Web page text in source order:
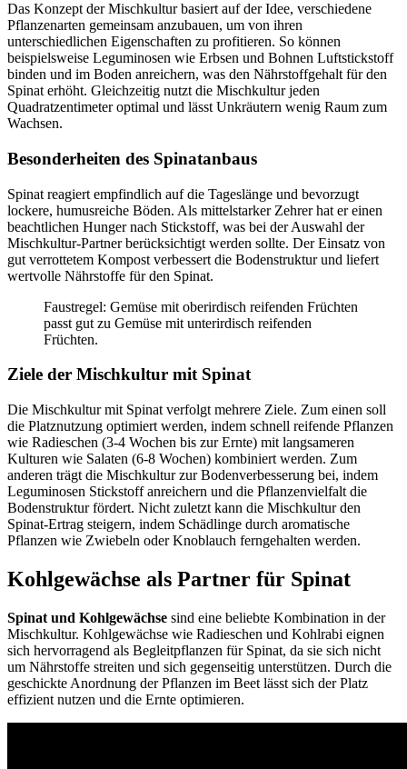
Das Konzept der Mischkultur basiert auf der Idee, verschiedene
Pflanzenarten gemeinsam anzubauen, um von ihren
unterschiedlichen Eigenschaften zu profitieren. So können
beispielsweise Leguminosen wie Erbsen und Bohnen Luftstickstoff
binden und im Boden anreichern, was den Nährstoffgehalt für den
Spinat erhöht. Gleichzeitig nutzt die Mischkultur jeden
Quadratzentimeter optimal und lässt Unkräutern wenig Raum zum
Wachsen.
Besonderheiten des Spinatanbaus
Spinat reagiert empfindlich auf die Tageslänge und bevorzugt
lockere, humusreiche Böden. Als mittelstarker Zehrer hat er einen
beachtlichen Hunger nach Stickstoff, was bei der Auswahl der
Mischkultur-Partner berücksichtigt werden sollte. Der Einsatz von
gut verrottetem Kompost verbessert die Bodenstruktur und liefert
wertvolle Nährstoffe für den Spinat.
Faustregel: Gemüse mit oberirdisch reifenden Früchten
passt gut zu Gemüse mit unterirdisch reifenden
Früchten.
Ziele der Mischkultur mit Spinat
Die Mischkultur mit Spinat verfolgt mehrere Ziele. Zum einen soll
die Platznutzung optimiert werden, indem schnell reifende Pflanzen
wie Radieschen (3-4 Wochen bis zur Ernte) mit langsameren
Kulturen wie Salaten (6-8 Wochen) kombiniert werden. Zum
anderen trägt die Mischkultur zur Bodenverbesserung bei, indem
Leguminosen Stickstoff anreichern und die Pflanzenvielfalt die
Bodenstruktur fördert. Nicht zuletzt kann die Mischkultur den
Spinat-Ertrag steigern, indem Schädlinge durch aromatische
Pflanzen wie Zwiebeln oder Knoblauch ferngehalten werden.
Kohlgewächse als Partner für Spinat
Spinat und Kohlgewächse sind eine beliebte Kombination in der
Mischkultur. Kohlgewächse wie Radieschen und Kohlrabi eignen
sich hervorragend als Begleitpflanzen für Spinat, da sie sich nicht
um Nährstoffe streiten und sich gegenseitig unterstützen. Durch die
geschickte Anordnung der Pflanzen im Beet lässt sich der Platz
effizient nutzen und die Ernte optimieren.